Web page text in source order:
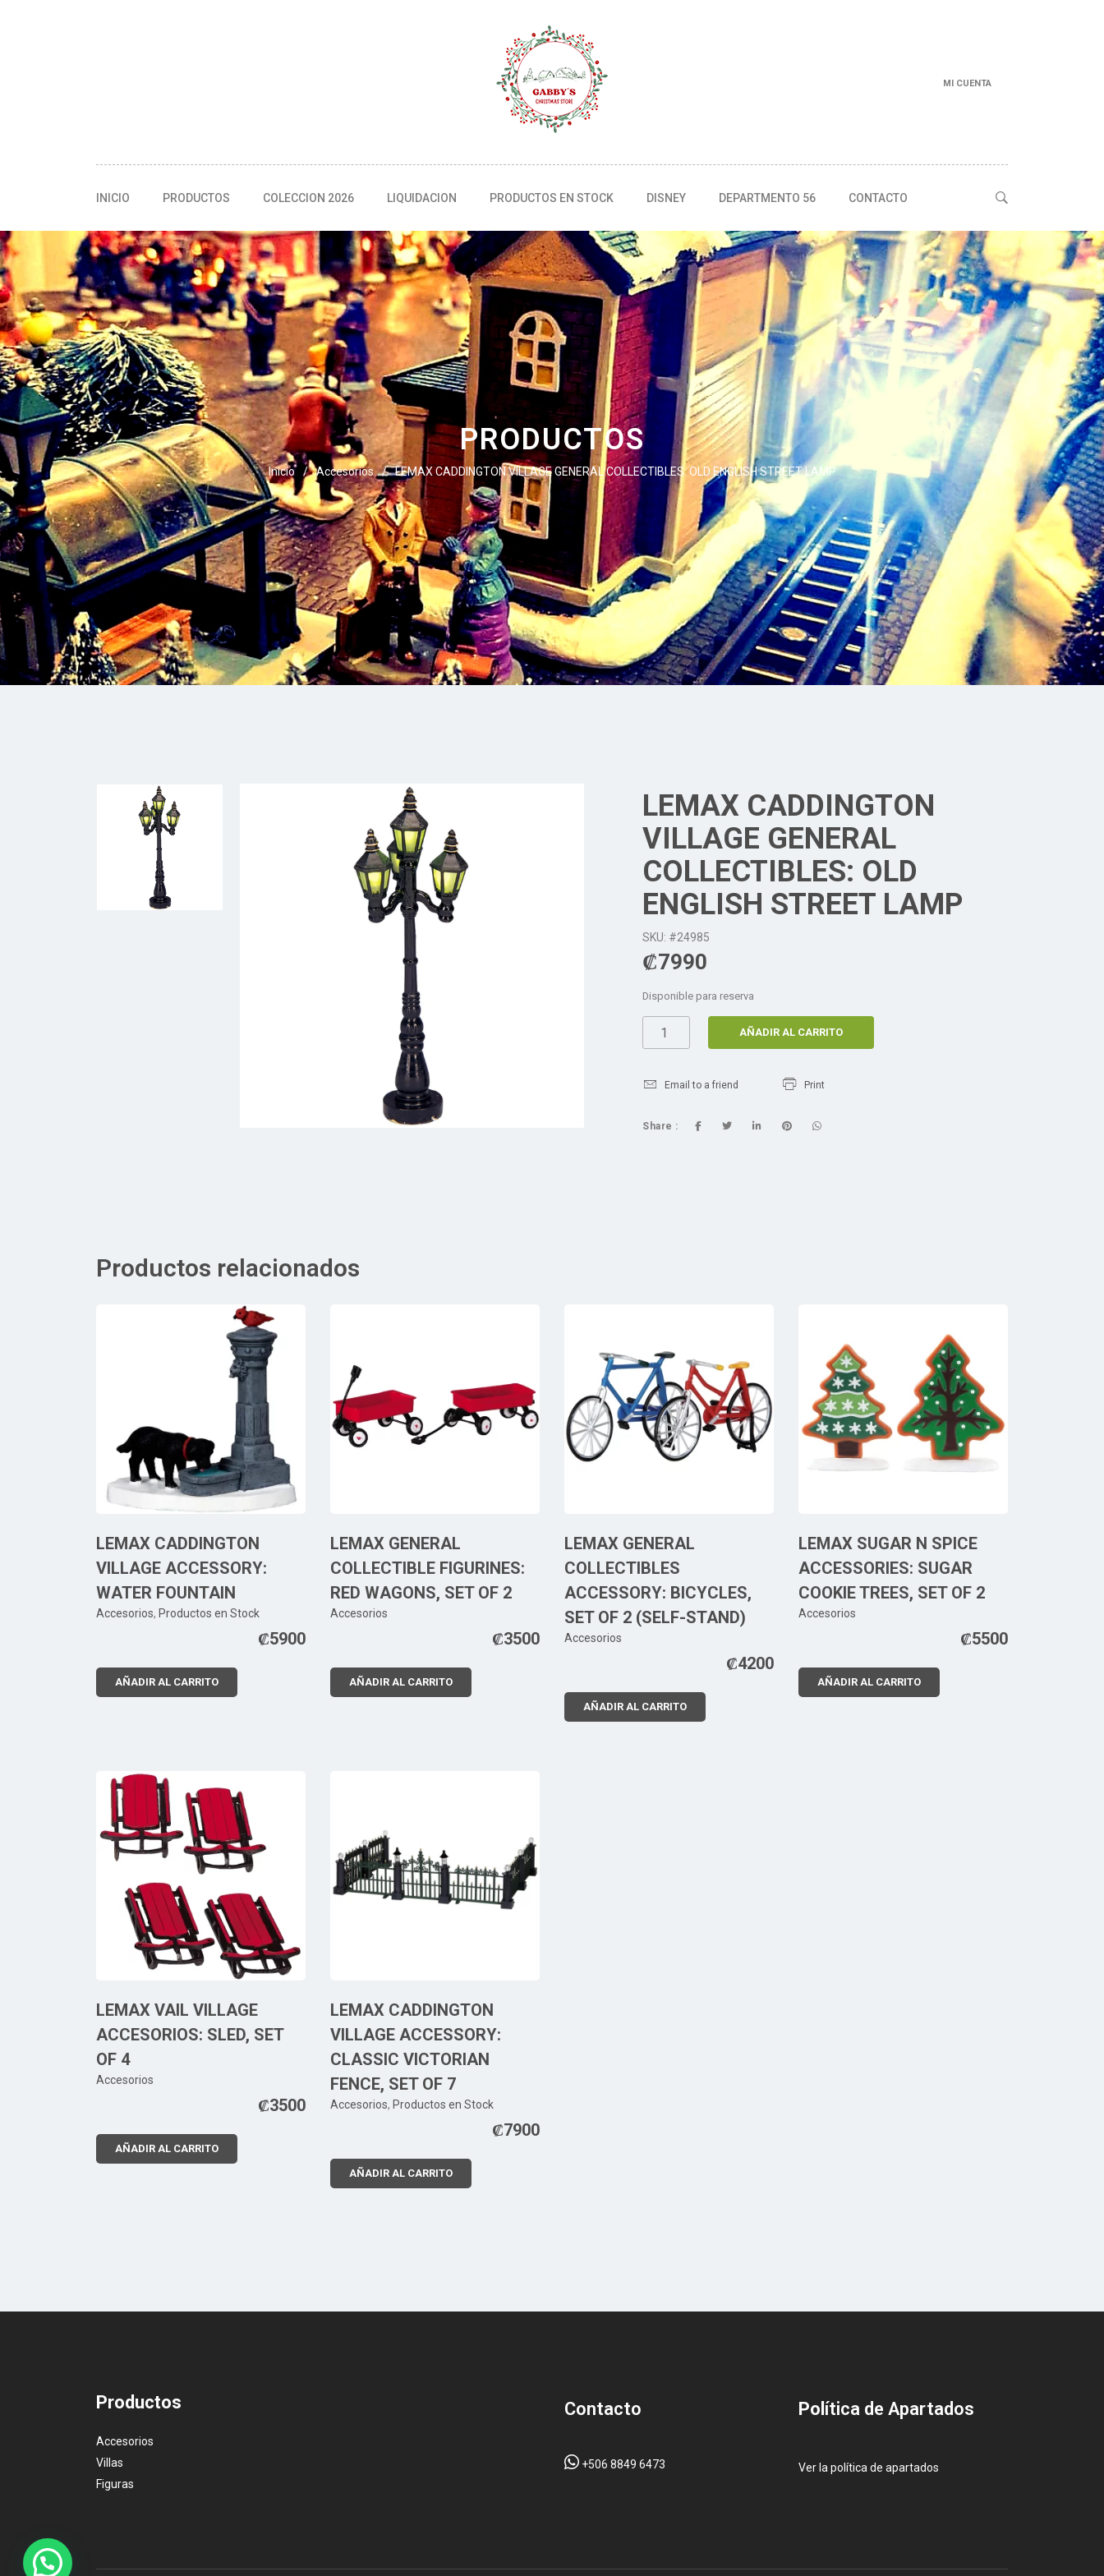
MI CUENTA
INICIO PRODUCTOS COLECCION 2026 LIQUIDACION PRODUCTOS EN STOCK DISNEY DEPARTMENTO 56 CONTACTO
PRODUCTOS
Inicio / Accesorios / LEMAX CADDINGTON VILLAGE GENERAL COLLECTIBLES: OLD ENGLISH STREET LAMP
LEMAX CADDINGTON
VILLAGE GENERAL
COLLECTIBLES: OLD
ENGLISH STREET LAMP
SKU: #24985
₡7990
Disponible para reserva
AÑADIR AL CARRITO
Email to a friend Print
Share :
Productos relacionados
LEMAX CADDINGTON
VILLAGE ACCESSORY:
WATER FOUNTAIN
Accesorios, Productos en Stock
₡5900
AÑADIR AL CARRITO
LEMAX GENERAL
COLLECTIBLE FIGURINES:
RED WAGONS, SET OF 2
Accesorios
₡3500
AÑADIR AL CARRITO
LEMAX GENERAL
COLLECTIBLES
ACCESSORY: BICYCLES,
SET OF 2 (SELF-STAND)
Accesorios
₡4200
AÑADIR AL CARRITO
LEMAX SUGAR N SPICE
ACCESSORIES: SUGAR
COOKIE TREES, SET OF 2
Accesorios
₡5500
AÑADIR AL CARRITO
LEMAX VAIL VILLAGE
ACCESORIOS: SLED, SET
OF 4
Accesorios
₡3500
AÑADIR AL CARRITO
LEMAX CADDINGTON
VILLAGE ACCESSORY:
CLASSIC VICTORIAN
FENCE, SET OF 7
Accesorios, Productos en Stock
₡7900
AÑADIR AL CARRITO
Productos
Accesorios
Villas
Figuras
Contacto
+506 8849 6473
Pol ítica de Apartados
Ver la política de apartados